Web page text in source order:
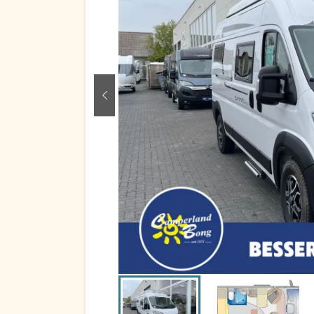
zurück